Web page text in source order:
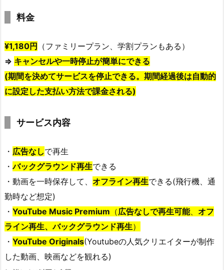
料金
¥1,180円 （ファミリープラン、学割プランもある）
⇒ キャンセルや一時停止が簡単にできる
(期間を決めてサービスを停止できる。期間経過後は自動的
に設定した支払い方法で課金される)
サービス内容
・ 広告なしで再生
・バックグラウンド再生できる
・動画を一時保存して、 オフライン再生できる(飛行機、通
勤時など想定)
・ YouTube Music Premium （広告なしで再生可能、 オフ
ライン再生、バックグラウンド再生）
・ YouTube Originals(Youtubeの人気クリエイターが制作
した動画、映画などを観れる)